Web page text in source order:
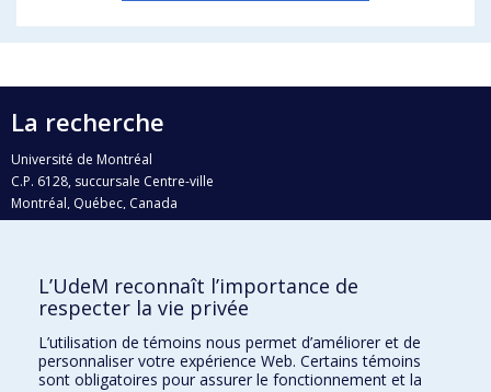
La recherche
Université de Montréal
C.P. 6128, succursale Centre-ville
Montréal, Québec, Canada
H3C 3J7
Qui fait quoi?
Nous trouver
Plan du site
L’UdeM reconnaît l’importance de
respecter la vie privée
L’utilisation de témoins nous permet d’améliorer et de
personnaliser votre expérience Web. Certains témoins
sont obligatoires pour assurer le fonctionnement et la